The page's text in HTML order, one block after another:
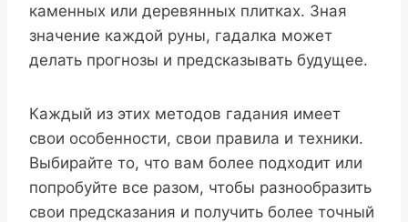
каменных или деревянных плитках. Зная
значение каждой руны, гадалка может
делать прогнозы и предсказывать будущее.
Каждый из этих методов гадания имеет
свои особенности, свои правила и техники.
Выбирайте то, что вам более подходит или
попробуйте все разом, чтобы разнообразить
свои предсказания и получить более точный